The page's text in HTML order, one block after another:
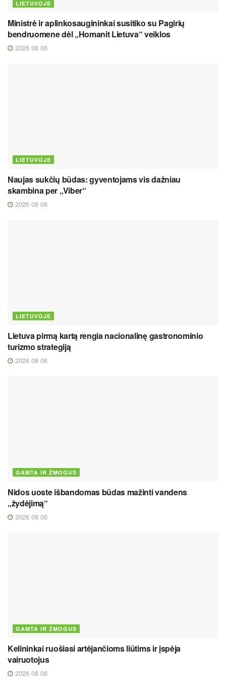
LIETUVOJE
Ministrė ir aplinkosaugininkai susitiko su Pagirių
bendruomene dėl „Homanit Lietuva“ veiklos
2026 08 06
LIETUVOJE
Naujas sukčių būdas: gyventojams vis dažniau
skambina per „Viber“
2026 08 06
LIETUVOJE
Lietuva pirmą kartą rengia nacionalinę gastronominio
turizmo strategiją
2026 08 06
GAMTA IR ŽMOGUS
Nidos uoste išbandomas būdas mažinti vandens
„žydėjimą“
2026 08 06
GAMTA IR ŽMOGUS
Kelininkai ruošiasi artėjančioms liūtims ir įspėja
vairuotojus
2026 08 06